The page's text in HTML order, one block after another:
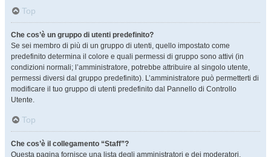
Top
Che cos’è un gruppo di utenti predefinito?
Se sei membro di più di un gruppo di utenti, quello impostato come
predefinito determina il colore e quali permessi di gruppo sono attivi (in
condizioni normali; l’amministratore, potrebbe attribuire al singolo utente,
permessi diversi dal gruppo predefinito). L’amministratore può permetterti di
modificare il tuo gruppo di utenti predefinito dal Pannello di Controllo
Utente.
Top
Che cos’è il collegamento “Staff”?
Questa pagina fornisce una lista degli amministratori e dei moderatori,